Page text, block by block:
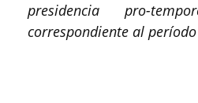
presidencia pro-
correspondiente al